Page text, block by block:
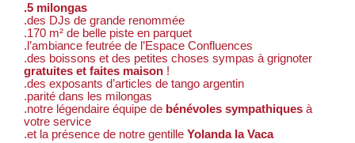
.5 milongas
.des DJs de grande renommée
.170 m² de belle piste en parquet
.l’ambiance feutrée de l’Espace Confluences
.des boissons et des petites choses sympas à grignoter
gratuites et faites maison !
.des exposants d’articles de tango argentin
.parité dans les milongas
.notre légendaire équipe de bénévoles sympathiques à
votre service
.et la présence de notre gentille Yolanda la Vaca